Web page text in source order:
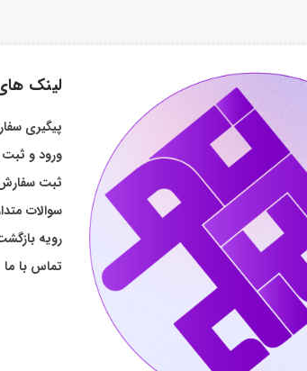
لینک
پیگیری
ورود و
ثبت
سوالات
رویه
تماس با ما